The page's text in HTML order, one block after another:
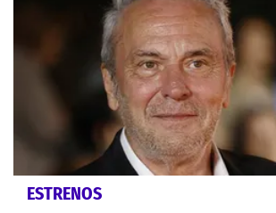
ESTRENOS